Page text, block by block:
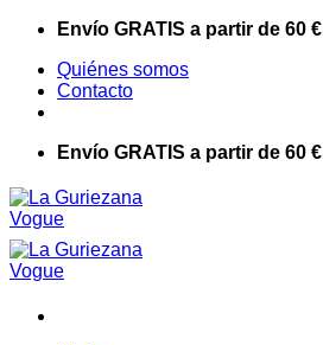
Saltar
contenido
Envío GRATIS a partir de 60 €
Quiénes somos
Contacto
Envío GRATIS a partir de 60 €